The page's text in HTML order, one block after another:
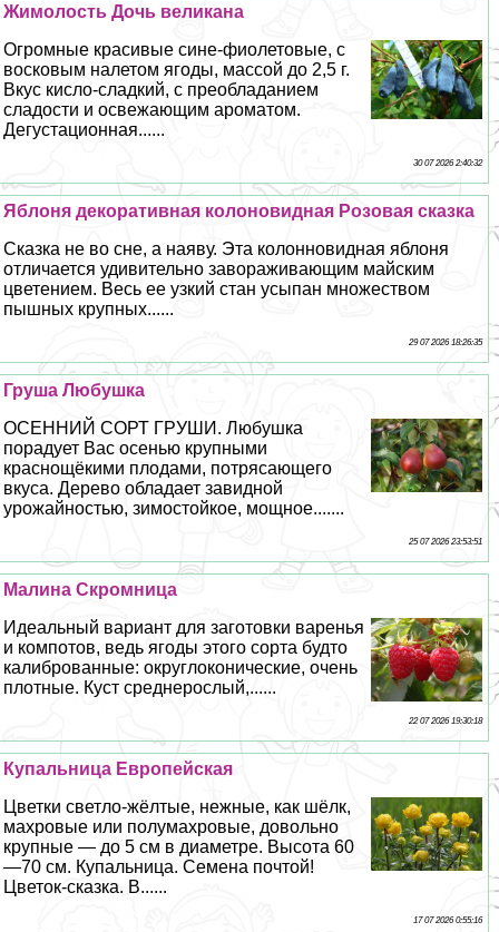
Жимолость Дочь великана
Огромные красивые сине-фиолетовые, с
восковым налетом ягоды, массой до 2,5 г.
Вкус кисло-сладкий, с преобладанием
сладости и освежающим ароматом.
Дегустационная......
30 07 2026 2:40:32
Яблоня декоративная колоновидная Розовая сказка
Сказка не во сне, а наяву. Эта колонновидная яблоня
отличается удивительно завораживающим майским
цветением. Весь ее узкий стан усыпан множеством
пышных крупных......
29 07 2026 18:26:35
Груша Любушка
ОСЕННИЙ СОРТ ГРУШИ. Любушка
порадует Вас осенью крупными
краснощёкими плодами, потрясающего
вкуса. Дерево обладает завидной
урожайностью, зимостойкое, мощное.......
25 07 2026 23:53:51
Малина Скромница
Идеальный вариант для заготовки варенья
и компотов, ведь ягоды этого сорта будто
калиброванные: округлоконические, очень
плотные. Куст среднерослый,......
22 07 2026 19:30:18
Купальница Европейская
Цветки светло-жёлтые, нежные, как шёлк,
махровые или полумахровые, довольно
крупные — до 5 см в диаметре. Высота 60
—70 см. Купальница. Семена почтой!
Цветок-сказка. В......
17 07 2026 0:55:16